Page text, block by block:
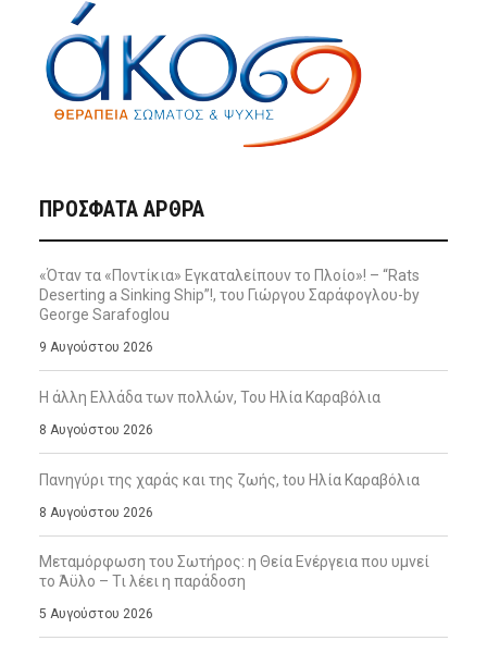
ΠΡΌΣΦΑΤΑ ΆΡΘΡΑ
«Όταν τα «Ποντίκια» Εγκαταλείπουν το Πλοίο»! – “Rats
Deserting a Sinking Ship”!, του Γιώργου Σαράφογλου-by
George Sarafoglou
9 Αυγούστου 2026
Η άλλη Ελλάδα των πολλών, Του Ηλία Καραβόλια
8 Αυγούστου 2026
Πανηγύρι της χαράς και της ζωής, tου Ηλία Καραβόλια
8 Αυγούστου 2026
Μεταμόρφωση του Σωτήρος: η Θεία Ενέργεια που υμνεί
το Άϋλο – Τι λέει η παράδοση
5 Αυγούστου 2026